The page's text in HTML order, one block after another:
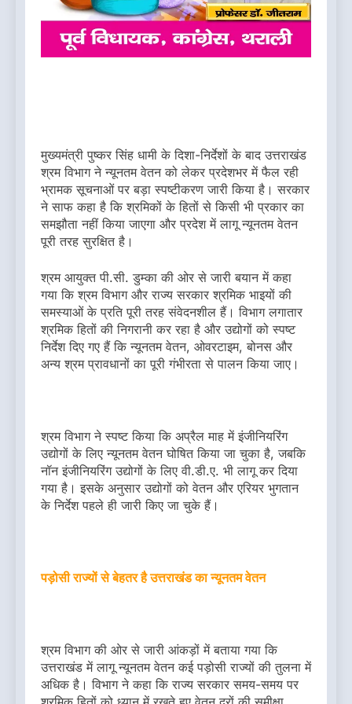
मुख्यमंत्री पुष्कर सिंह धामी के दिशा-निर्देशों के बाद उत्तराखंड
श्रम विभाग ने न्यूनतम वेतन को लेकर प्रदेशभर में फैल रही
भ्रामक सूचनाओं पर बड़ा स्पष्टीकरण जारी किया है। सरकार
ने साफ कहा है कि श्रमिकों के हितों से किसी भी प्रकार का
समझौता नहीं किया जाएगा और प्रदेश में लागू न्यूनतम वेतन
पूरी तरह सुरक्षित है।
श्रम आयुक्त पी.सी. डुम्का की ओर से जारी बयान में कहा
गया कि श्रम विभाग और राज्य सरकार श्रमिक भाइयों की
समस्याओं के प्रति पूरी तरह संवेदनशील हैं। विभाग लगातार
श्रमिक हितों की निगरानी कर रहा है और उद्योगों को स्पष्ट
निर्देश दिए गए हैं कि न्यूनतम वेतन, ओवरटाइम, बोनस और
अन्य श्रम प्रावधानों का पूरी गंभीरता से पालन किया जाए।
श्रम विभाग ने स्पष्ट किया कि अप्रैल माह में इंजीनियरिंग
उद्योगों के लिए न्यूनतम वेतन घोषित किया जा चुका है, जबकि
नॉन इंजीनियरिंग उद्योगों के लिए वी.डी.ए. भी लागू कर दिया
गया है। इसके अनुसार उद्योगों को वेतन और एरियर भुगतान
के निर्देश पहले ही जारी किए जा चुके हैं।
पड़ोसी राज्यों से बेहतर है उत्तराखंड का न्यूनतम वेतन
श्रम विभाग की ओर से जारी आंकड़ों में बताया गया कि
उत्तराखंड में लागू न्यूनतम वेतन कई पड़ोसी राज्यों की तुलना में
अधिक है। विभाग ने कहा कि राज्य सरकार समय-समय पर